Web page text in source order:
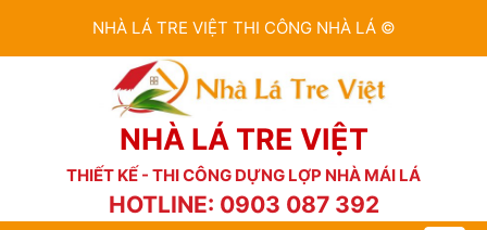
NHÀ LÁ TRE VIỆT THI CÔNG NHÀ LÁ ©
NHÀ LÁ TRE VIỆT
THIẾT KẾ - THI CÔNG DỰNG LỢP NHÀ MÁI LÁ
HOTLINE: 0903 087 392